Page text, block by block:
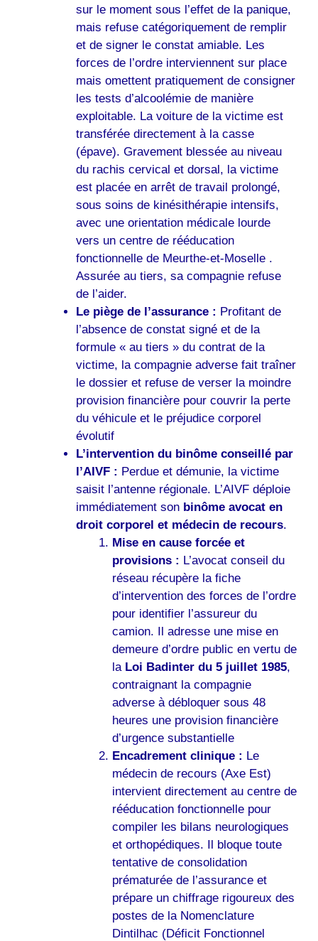
sur le moment sous l’effet de la panique,
mais refuse catégoriquement de remplir
et de signer le constat amiable. Les
forces de l’ordre interviennent sur place
mais omettent pratiquement de consigner
les tests d’alcoolémie de manière
exploitable. La voiture de la victime est
transférée directement à la casse
(épave). Gravement blessée au niveau
du rachis cervical et dorsal, la victime
est placée en arrêt de travail prolongé,
sous soins de kinésithérapie intensifs,
avec une orientation médicale lourde
vers un centre de rééducation
fonctionnelle de Meurthe-et-Moselle .
Assurée au tiers, sa compagnie refuse
de l’aider.
Le piège de l’assurance : Profitant de
l’absence de constat signé et de la
formule « au tiers » du contrat de la
victime, la compagnie adverse fait traîner
le dossier et refuse de verser la moindre
provision financière pour couvrir la perte
du véhicule et le préjudice corporel
évolutif
L’intervention du binôme conseillé par
l’AIVF : Perdue et démunie, la victime
saisit l’antenne régionale. L’AIVF déploie
immédiatement son binôme avocat en
droit corporel et médecin de recours.
Mise en cause forcée et
provisions : L’avocat conseil du
réseau récupère la fiche
d’intervention des forces de l’ordre
pour identifier l’assureur du
camion. Il adresse une mise en
demeure d’ordre public en vertu de
la Loi Badinter du 5 juillet 1985,
contraignant la compagnie
adverse à débloquer sous 48
heures une provision financière
d’urgence substantielle
Encadrement clinique : Le
médecin de recours (Axe Est)
intervient directement au centre de
rééducation fonctionnelle pour
compiler les bilans neurologiques
et orthopédiques. Il bloque toute
tentative de consolidation
prématurée de l’assurance et
prépare un chiffrage rigoureux des
postes de la Nomenclature
Dintilhac (Déficit Fonctionnel